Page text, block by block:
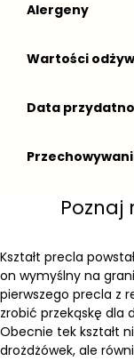
Alergeny
Wartości
Data
Poznaj
Kształt precla
on wymyślny na
pierwszego precla z
zrobić przekąskę dla
Obecnie tek kształt
drożdżówek, ale